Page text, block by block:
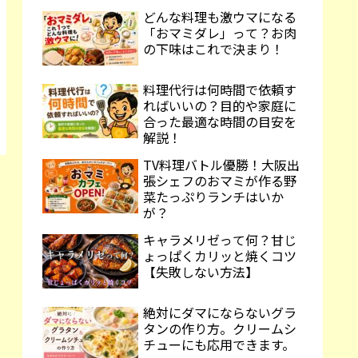
どんな料理も激ウマになる
「おマミダレ」って？お肉
の下味はこれで決まり！
料理代行は何時間で依頼す
ればいいの？目的や家庭に
合った最適な時間の目安を
解説！
TV料理バトル優勝！大阪出
張シェフのおマミが作る野
菜たっぷりランチはいか
が？
キャラメリゼって何？甘じ
ょっぱくカリッと焼くコツ
【失敗しない方法】
絶対にダマにならないグラ
タンの作り方。クリームシ
チューにも応用できます。